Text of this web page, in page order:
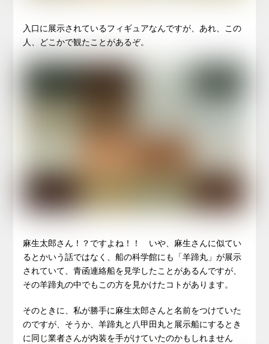
入口に展示されているフィギュアなんですが、あれ、この
人、どこかで観たことがあるぞ。
麻生太郎さん！？ですよね！！ いや、麻生さんに似てい
るとかいう話ではなく、船の科学館にも「羊蹄丸」が展示
されていて、青函連絡船を見学したことがあるんですが、
その羊蹄丸の中でもこの方を見かけたコトがあります。
そのときに、私が勝手に麻生太郎さんと名前をつけていた
のですが、そうか、羊蹄丸と八甲田丸と展示船にするとき
に同じ業者さんが内装を手がけていたのかもしれません